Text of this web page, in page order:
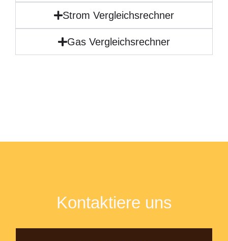
Strom Vergleichsrechner
Gas Vergleichsrechner
Kontaktiere uns